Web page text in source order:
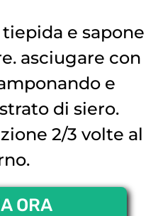
e sapone
asciugare con
e
di siero.
2/3 volte al
ORA